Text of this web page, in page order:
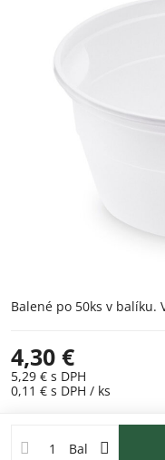
Balené po 50ks v balíku.
4,30 €
5,29 € s DPH
0,11 € s DPH / ks
Bal